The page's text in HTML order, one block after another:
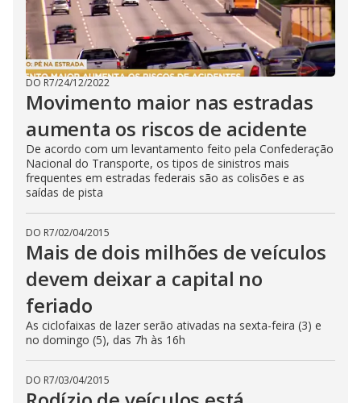
DO R7/24/12/2022
Movimento maior nas estradas
aumenta os riscos de acidente
De acordo com um levantamento feito pela Confederação
Nacional do Transporte, os tipos de sinistros mais
frequentes em estradas federais são as colisões e as
saídas de pista
DO R7/02/04/2015
Mais de dois milhões de veículos
devem deixar a capital no
feriado
As ciclofaixas de lazer serão ativadas na sexta-feira (3) e
no domingo (5), das 7h às 16h
DO R7/03/04/2015